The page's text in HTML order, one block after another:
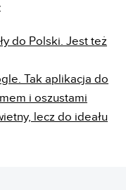
do Polski. Jest też
Tak aplikacja do
i oszustami
lecz do ideału